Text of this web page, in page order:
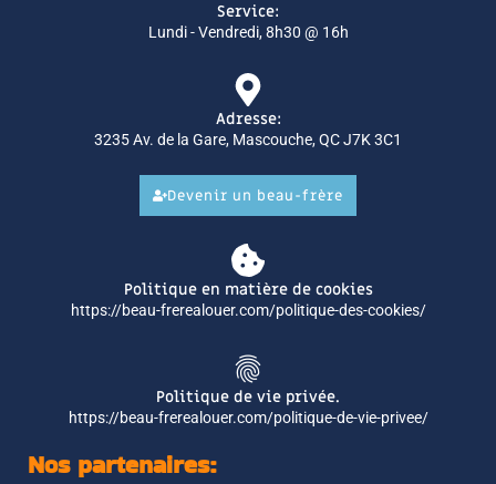
Service:
Lundi - Vendredi, 8h30 @ 16h
Adresse:
3235 Av. de la Gare, Mascouche, QC J7K 3C1
Devenir un beau-frère
Politique en matière de cookies
https://beau-frerealouer.com/politique-des-cookies/
Politique de vie privée.
https://beau-frerealouer.com/politique-de-vie-privee/
Nos partenaires: